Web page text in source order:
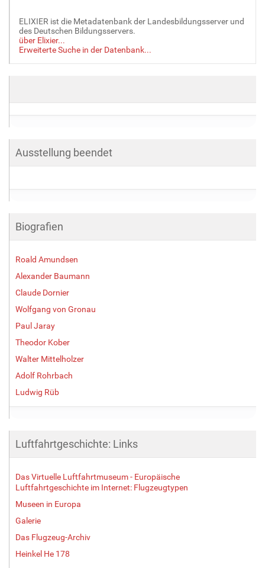
ELIXIER ist die Metadatenbank der Landesbildungsserver und
des Deutschen Bildungsservers.
über Elixier...
Erweiterte Suche in der Datenbank...
Ausstellung beendet
Biografien
Roald Amundsen
Alexander Baumann
Claude Dornier
Wolfgang von Gronau
Paul Jaray
Theodor Kober
Walter Mittelholzer
Adolf Rohrbach
Ludwig Rüb
Luftfahrtgeschichte: Links
Das Virtuelle Luftfahrtmuseum - Europäische
Luftfahrtgeschichte im Internet: Flugzeugtypen
Museen in Europa
Galerie
Das Flugzeug-Archiv
Heinkel He 178